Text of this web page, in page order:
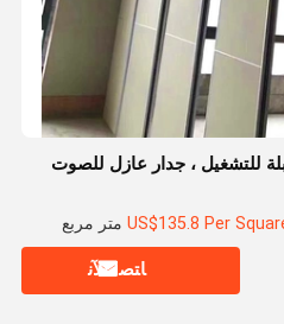
للتشغيل ، جدار عازل للصوت
ﺎﺘﺼﻟ ﺍﻶﻧ